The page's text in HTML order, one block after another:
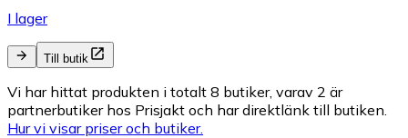
I lager
Till butik
Vi har hittat produkten i totalt 8 butiker, varav 2 är
partnerbutiker hos Prisjakt och har direktlänk till butiken.
Hur vi visar priser och butiker.